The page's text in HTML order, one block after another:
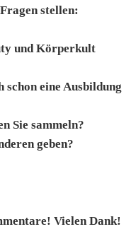
stellen:
und Körperkult
schon eine Ausbildung
Sie sammeln?
geben?
Vielen Dank!